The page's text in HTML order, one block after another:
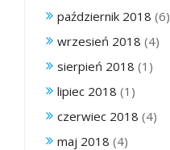
październik 2018 (6)
wrzesień 2018 (4)
sierpień 2018 (1)
lipiec 2018 (1)
czerwiec 2018 (4)
maj 2018 (4)